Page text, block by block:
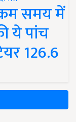
समय में
ये पांच
126.6